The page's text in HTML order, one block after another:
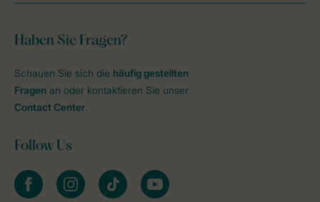
Haben Sie Fragen?
Schauen Sie sich die häufig gestellten
Fragen an oder kontaktieren Sie unser
Contact Center.
Follow Us
facebookinstagramtiktok youtube